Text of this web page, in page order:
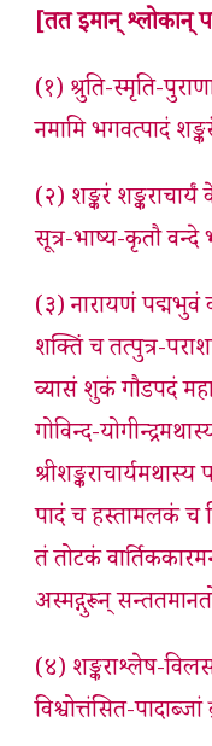
[तत इमान् श्लोकान्
(१) श्रुति-स्मृति-
नमामि भगवत्पादं
(२) शङ्करं
सूत्र-भाष्य-कृतौ वन्दे
(३) नारायणं पद्मभुवं
शक्तिं च तत्पुत्र-
व्यासं शुकं गौडपदं
गोविन्द-
श्रीशङ्कराचार्यमथास्य
पादं च हस्तामलकं च
तं तोटकं
अस्मद्गुरून्
(४) शङ्कराश्लेष-
विश्वोत्तंसित-पादाब्जां